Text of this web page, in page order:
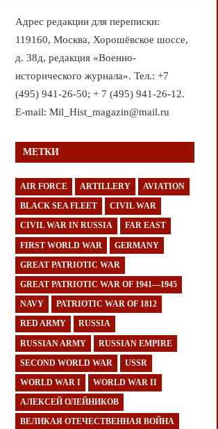
Адрес редакции для переписки:
119160, Москва, Хорошёвское шоссе,
д. 38д, редакция «Военно-
исторического журнала». Тел.: +7
(495) 941-26-50; + 7 (495) 941-26-12.
E-mail: Mil_Hist_magazin@mail.ru
МЕТКИ
AIR FORCE ARTILLERY AVIATION
BLACK SEA FLEET CIVIL WAR
CIVIL WAR IN RUSSIA FAR EAST
FIRST WORLD WAR GERMANY
GREAT PATRIOTIC WAR
GREAT PATRIOTIC WAR OF 1941—1945
NAVY PATRIOTIC WAR OF 1812
RED ARMY RUSSIA
RUSSIAN ARMY RUSSIAN EMPIRE
SECOND WORLD WAR USSR
WORLD WAR I WORLD WAR II
АЛЕКСЕЙ ОЛЕЙНИКОВ
ВЕЛИКАЯ ОТЕЧЕСТВЕННАЯ ВОЙНА